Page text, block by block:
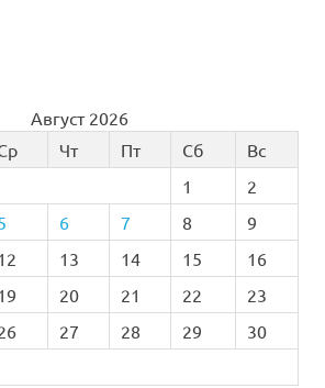
Август 2026
Чт Пт Сб
Вс
1
2
6 7 8
9
13 14 15
16
20 21 22
23
27 28 29
30